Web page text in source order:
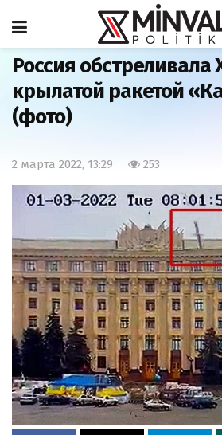
Главная
Россия обстреливала
крылатой ракетой
(фото)
2 марта 2022, 13:29 253